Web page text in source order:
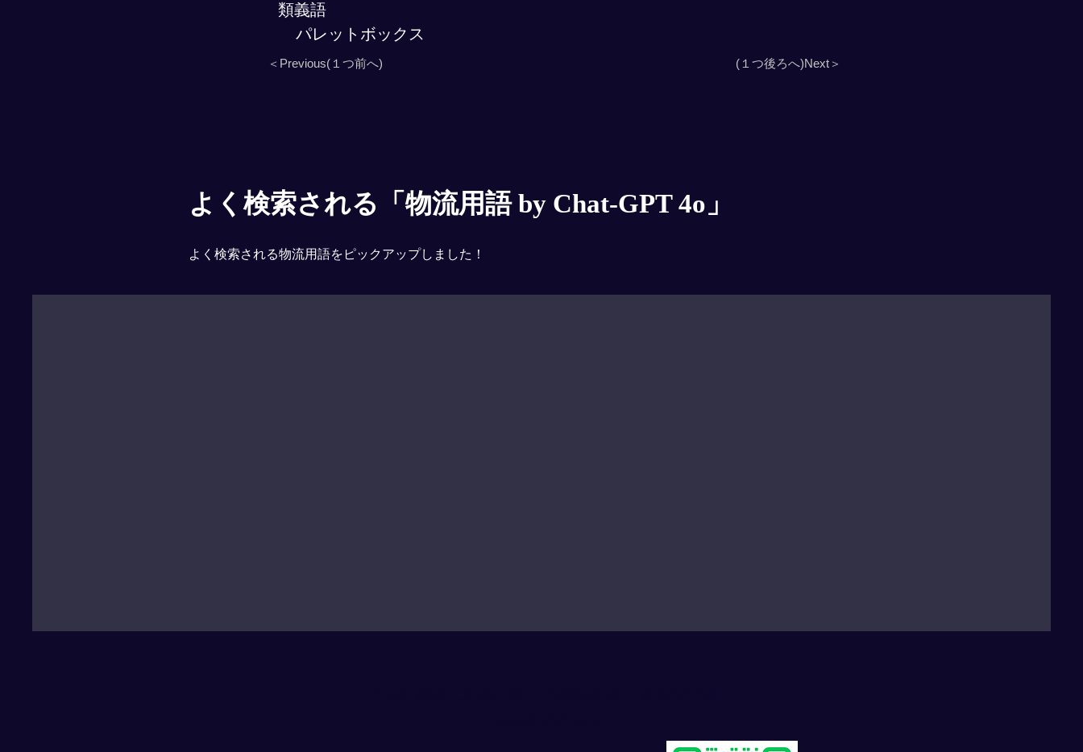
類義語
パレットボックス
＜Previous(１つ前へ) (１つ後ろへ)Next＞
よく検索される「物流用語 by Chat-GPT 4o」
よく検索される物流用語をピックアップしました！